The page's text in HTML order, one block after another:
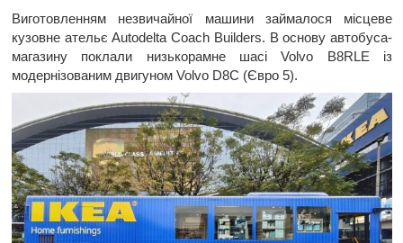
Виготовленням незвичайної машини займалося місцеве
кузовне ательє Autodelta Coach Builders. В основу автобуса-
магазину поклали низькорамне шасі Volvo B8RLE із
модернізованим двигуном Volvo D8C (Євро 5).